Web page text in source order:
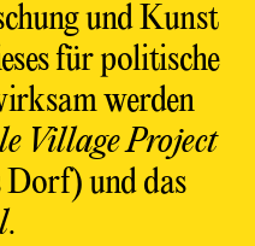
und Kunst
für politische
werden
Village Project
Dorf) und das
.